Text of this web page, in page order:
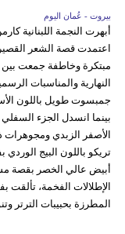
بيروت - عُمان اليوم
أبهرت النجمة اللبنانية
اعتمدت قصة الشعر القصير
مبتكرة وخاطفة جمعت بين
النهارية والمناسبات
جمبسوت طويل باللون
بينما انسدل الجزء
الأصفر الزبدي ومجوهرات
تريكو باللون البيج
أبيض عالي الخصر بقصة
الإطلالات الفخمة،
المطرزة بحبيبات الترتر